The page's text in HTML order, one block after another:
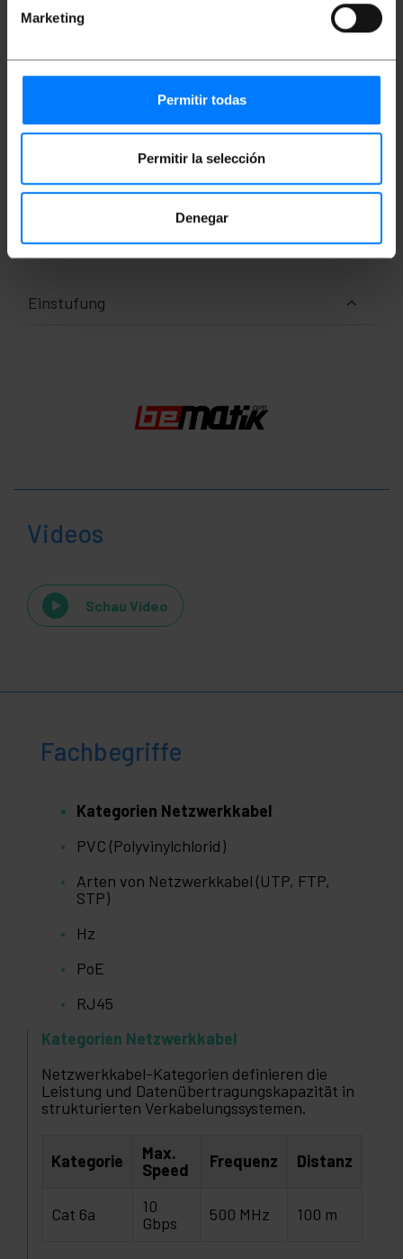
Marketing
Permitir todas
Permitir la selección
Denegar
Schwarz ethernet cable.
Baud rate: 1Gbps (1000Mbps) over 100 meters.
RJ45 connectors with locking tab.
Maße und Gewichte
Gewicht: 380 g
Produktgröße (Breite x Tiefe x Höhe): 16.0 x
Anzahl der Produkte: 1
Packungsgrösse: 16.0 x 16.0 x 4.5 cm
Einstufung
Videos
Schau Video
Fachbegriffe
Kategorien Netzwerkkabel
PVC (Polyvinylchlorid)
Arten von Netzwerkkabel (UTP, FTP,
STP)
Hz
PoE
RJ45
Kategorien Netzwerkkabel
Netzwerkkabel-Kategorien definieren die
Leistung und Datenübertragungskapazität in
strukturierten Verkabelungssystemen.
Kategorie
Max.
Speed
Frequenz Distanz
Cat 6a
10
Gbps
500 MHz 100 m